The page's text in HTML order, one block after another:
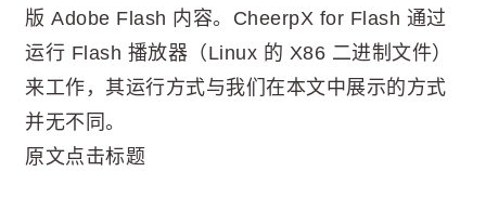
版 Adob​​e Flash 内容。CheerpX for Flash 通过
运行 Flash 播放器（Linux 的 X86 二进制文件）
来工作，其运行方式与我们在本文中展示的方式
并无不同。
原文点击标题